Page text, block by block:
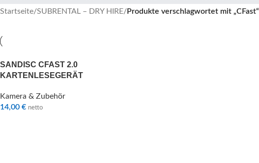
Startseite/SUBRENTAL – DRY HIRE/Produkte verschlagwortet mit „CFast“
SANDISC CFAST 2.0
KARTENLESEGERÄT
Kamera & Zubehör
14,00 € netto